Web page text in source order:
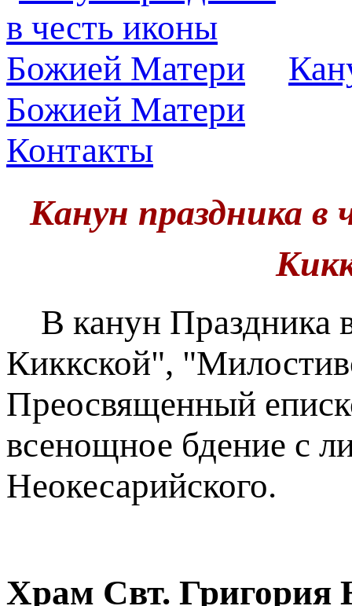
Божией Матери
Контакты
Канун праздника
В канун Праздника
Киккской",
Преосвященный
всенощное бдение с
Неокесарийского.
Храм Свт. Григория